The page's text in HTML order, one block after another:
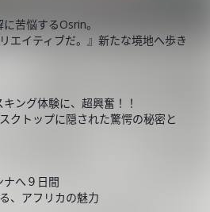
苦悩するOsrin。
イティブだ。』新たな境地へ歩き
ング体験に、超興奮！！
トップに隠された驚愕の秘密と
へ９日間
アフリカの魅力